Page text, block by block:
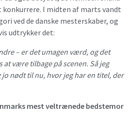
I midten af marts vandt
ved de danske mesterskaber, og
udtrykker det:
– er det umagen værd, og det
at være tilbage på scenen. Så jeg
jo nødt til nu, hvor jeg har en titel, der
mest veltrænede bedstemor